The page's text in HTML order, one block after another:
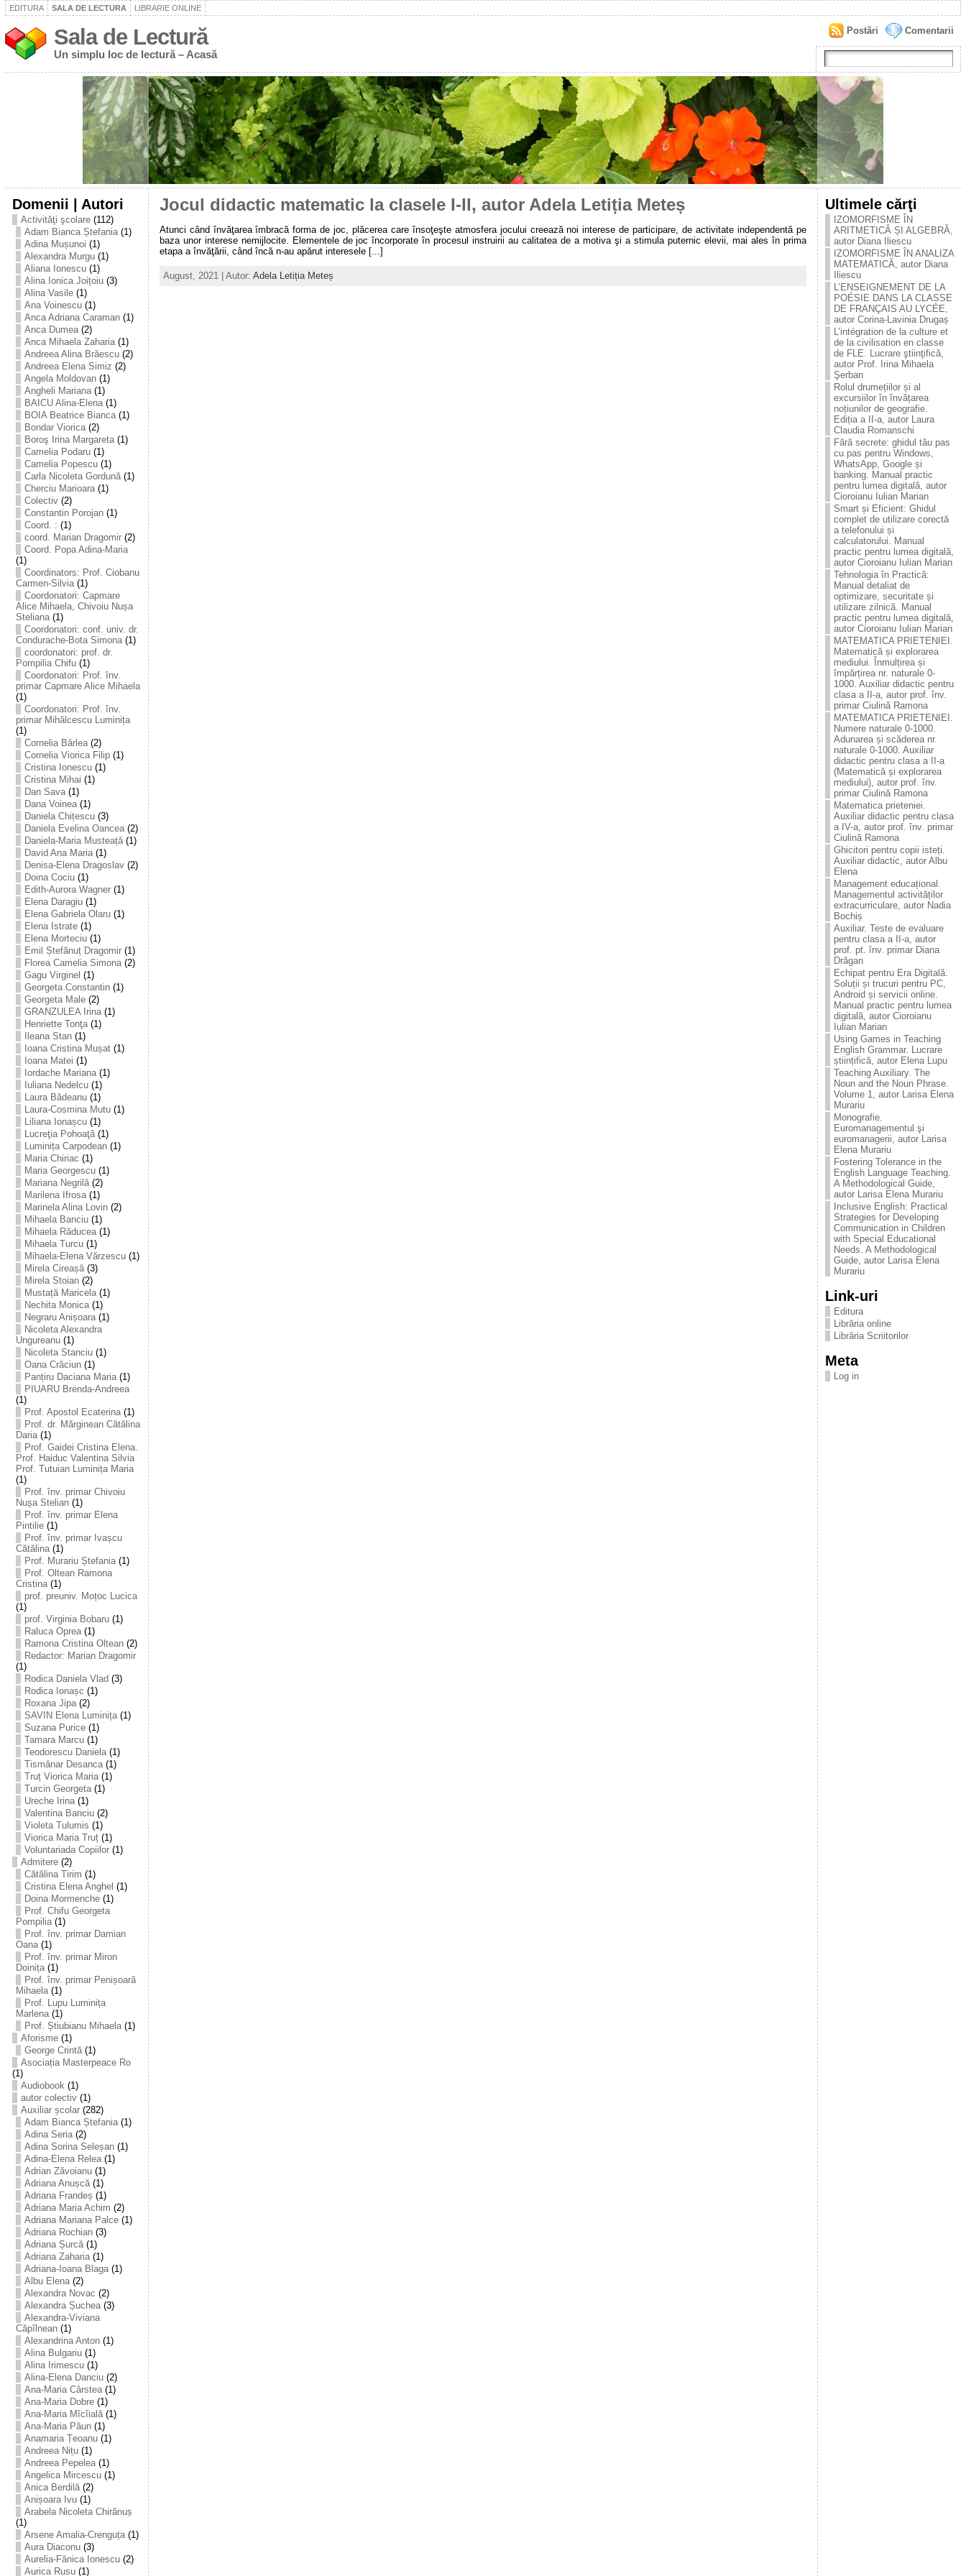
EDITURA SALA DE LECTURA LIBRARIE ONLINE
Sala de Lectură
Un simplu loc de lectură – Acasă
Comentarii
Postări
Domenii | Autori
Activităţi şcolare(112)
Adam Bianca Ștefania(1)
Adina Mușunoi (1)
Alexandra Murgu(1)
Aliana Ionescu(1)
Alina Ionica Joițoiu(3)
Alina Vasile(1)
Ana Voinescu(1)
Anca Adriana Caraman(1)
Anca Dumea(2)
Anca Mihaela Zaharia(1)
Andreea Alina Brăescu(2)
Andreea Elena Simiz (2)
Angela Moldovan(1)
Angheli Mariana(1)
BAICU Alina-Elena(1)
BOIA Beatrice Bianca(1)
Bondar Viorica(2)
Boroş Irina Margareta(1)
Camelia Podaru(1)
Camelia Popescu(1)
Carla Nicoleta Gordună(1)
Cherciu Marioara(1)
Colectiv(2)
Constantin Porojan(1)
Coord. : (1)
coord. Marian Dragomir(2)
Coord. Popa Adina-Maria
(1)
Coordinators: Prof. Ciobanu
Carmen-Silvia(1)
Coordonatori: Capmare
Alice Mihaela, Chivoiu Nușa
Steliana(1)
Coordonatori: conf. univ. dr.
Condurache-Bota Simona(1)
coordonatori: prof. dr.
Pompilia Chifu(1)
Coordonatori: Prof. înv.
primar Capmare Alice Mihaela
(1)
Coordonatori: Prof. înv.
primar Mihălcescu Luminița
(1)
Cornelia Bârlea(2)
Cornelia Viorica Filip(1)
Cristina Ionescu(1)
Cristina Mihai (1)
Dan Sava(1)
Dana Voinea(1)
Daniela Chițescu(3)
Daniela Evelina Oancea(2)
Daniela-Maria Musteață(1)
David Ana Maria(1)
Denisa-Elena Dragoslav(2)
Doina Cociu(1)
Edith-Aurora Wagner(1)
Elena Daragiu(1)
Elena Gabriela Olaru(1)
Elena Istrate(1)
Elena Morteciu(1)
Emil Ștefănuț Dragomir(1)
Florea Camelia Simona(2)
Gagu Virginel (1)
Georgeta Constantin(1)
Georgeta Male(2)
GRANZULEA Irina(1)
Henriette Tonţa(1)
Ileana Stan(1)
Ioana Cristina Mușat(1)
Ioana Matei (1)
Iordache Mariana(1)
Iuliana Nedelcu(1)
Laura Bădeanu(1)
Laura-Cosmina Mutu(1)
Liliana Ionașcu(1)
Lucreţia Pohoaţă(1)
Luminița Carpodean(1)
Maria Chiriac (1)
Maria Georgescu(1)
Mariana Negrilă(2)
Marilena Ifrosa(1)
Marinela Alina Lovin(2)
Mihaela Banciu(1)
Mihaela Răducea(1)
Mihaela Turcu(1)
Mihaela-Elena Vărzescu(1)
Mirela Cireașă(3)
Mirela Stoian(2)
Mustață Maricela(1)
Nechita Monica(1)
Negraru Anișoara(1)
Nicoleta Alexandra
Ungureanu(1)
Nicoleta Stanciu(1)
Oana Crăciun(1)
Panțiru Daciana Maria(1)
PIUARU Brenda-Andreea
(1)
Prof. Apostol Ecaterina(1)
Prof. dr. Mărginean Cătălina
Daria(1)
Prof. Gaidei Cristina Elena.
Prof. Haiduc Valentina Silvia
Prof. Tutuian Luminița Maria
(1)
Prof. înv. primar Chivoiu
Nușa Stelian(1)
Prof. înv. primar Elena
Pintilie(1)
Prof. înv. primar Ivașcu
Cătălina(1)
Prof. Murariu Ștefania(1)
Prof. Oltean Ramona
Cristina(1)
prof. preuniv. Moțoc Lucica
(1)
prof. Virginia Bobaru(1)
Raluca Oprea(1)
Ramona Cristina Oltean(2)
Redactor: Marian Dragomir
(1)
Rodica Daniela Vlad (3)
Rodica Ionașc (1)
Roxana Jipa(2)
SAVIN Elena Luminița(1)
Suzana Purice(1)
Tamara Marcu(1)
Teodorescu Daniela(1)
Tismănar Desanca(1)
Truț Viorica Maria(1)
Turcin Georgeta(1)
Ureche Irina(1)
Valentina Banciu(2)
Violeta Tulumis (1)
Viorica Maria Truț(1)
Voluntariada Copiilor(1)
Admitere(2)
Cătălina Tirim (1)
Cristina Elena Anghel (1)
Doina Mormenche(1)
Prof. Chifu Georgeta
Pompilia(1)
Prof. înv. primar Damian
Oana(1)
Prof. înv. primar Miron
Doinița(1)
Prof. înv. primar Penișoară
Mihaela(1)
Prof. Lupu Luminița
Marlena(1)
Prof. Știubianu Mihaela(1)
Aforisme(1)
George Crintă(1)
Asociația Masterpeace Ro
(1)
Audiobook(1)
autor colectiv(1)
Auxiliar școlar(282)
Adam Bianca Ștefania(1)
Adina Seria(2)
Adina Sorina Seleșan(1)
Adina-Elena Relea(1)
Adrian Zăvoianu(1)
Adriana Anușcă(1)
Adriana Frandeș (1)
Adriana Maria Achim (2)
Adriana Mariana Palce(1)
Adriana Rochian(3)
Adriana Șurcă(1)
Adriana Zaharia(1)
Adriana-Ioana Blaga(1)
Albu Elena(2)
Alexandra Novac (2)
Alexandra Șuchea(3)
Alexandra-Viviana
Căpîlnean(1)
Alexandrina Anton(1)
Alina Bulgariu(1)
Alina Irimescu(1)
Alina-Elena Danciu(2)
Ana-Maria Cârstea(1)
Ana-Maria Dobre(1)
Ana-Maria Mîcîială(1)
Ana-Maria Păun(1)
Anamaria Țeoanu(1)
Andreea Nițu(1)
Andreea Pepelea(1)
Angelica Mircescu(1)
Anica Berdilă(2)
Anișoara Ivu(1)
Arabela Nicoleta Chirănuș
(1)
Arsene Amalia-Crenguța(1)
Aura Diaconu(3)
Aurelia-Fănica Ionescu(2)
Aurica Rusu(1)
Jocul didactic matematic la clasele I-II, autor Adela Letiția Meteș
Atunci când învăţarea îmbracă forma de joc, plăcerea care însoţeşte atmosfera jocului creează noi interese de participare, de activitate independentă pe
baza unor interese nemijlocite. Elementele de joc încorporate în procesul instruirii au calitatea de a motiva şi a stimula puternic elevii, mai ales în prima
etapa a învăţării, când încă n-au apărut interesele [...]
August, 2021 | Autor: Adela Letiția Meteș
Ultimele cărţi
IZOMORFISME ÎN
ARITMETICĂ ȘI ALGEBRĂ,
autor Diana Iliescu
IZOMORFISME ÎN ANALIZA
MATEMATICĂ, autor Diana
Iliescu
L’ENSEIGNEMENT DE LA
POÉSIE DANS LA CLASSE
DE FRANÇAIS AU LYCÉE,
autor Corina-Lavinia Drugaș
L’intégration de la culture et
de la civilisation en classe
de FLE. Lucrare ştiinţificǎ,
autor Prof. Irina Mihaela
Şerban
Rolul drumețiilor și al
excursiilor în învățarea
noțiunilor de geografie.
Ediția a II-a, autor Laura
Claudia Romanschi
Fără secrete: ghidul tău pas
cu pas pentru Windows,
WhatsApp, Google și
banking. Manual practic
pentru lumea digitală, autor
Cioroianu Iulian Marian
Smart și Eficient: Ghidul
complet de utilizare corectă
a telefonului și
calculatorului. Manual
practic pentru lumea digitală,
autor Cioroianu Iulian Marian
Tehnologia în Practică:
Manual detaliat de
optimizare, securitate și
utilizare zilnică. Manual
practic pentru lumea digitală,
autor Cioroianu Iulian Marian
MATEMATICA PRIETENIEI.
Matematică și explorarea
mediului. Înmulțirea și
împărțirea nr. naturale 0-
1000. Auxiliar didactic pentru
clasa a II-a, autor prof. înv.
primar Ciulină Ramona
MATEMATICA PRIETENIEI.
Numere naturale 0-1000.
Adunarea și scăderea nr.
naturale 0-1000. Auxiliar
didactic pentru clasa a II-a
(Matematică și explorarea
mediului), autor prof. înv.
primar Ciulină Ramona
Matematica prieteniei.
Auxiliar didactic pentru clasa
a IV-a, autor prof. înv. primar
Ciulină Ramona
Ghicitori pentru copii isteți.
Auxiliar didactic, autor Albu
Elena
Management educațional.
Managementul activităților
extracurriculare, autor Nadia
Bochiș
Auxiliar. Teste de evaluare
pentru clasa a II-a, autor
prof. pt. înv. primar Diana
Drăgan
Echipat pentru Era Digitală.
Soluții și trucuri pentru PC,
Android și servicii online.
Manual practic pentru lumea
digitală, autor Cioroianu
Iulian Marian
Using Games in Teaching
English Grammar. Lucrare
științifică, autor Elena Lupu
Teaching Auxiliary. The
Noun and the Noun Phrase.
Volume 1, autor Larisa Elena
Murariu
Monografie.
Euromanagementul şi
euromanagerii, autor Larisa
Elena Murariu
Fostering Tolerance in the
English Language Teaching.
A Methodological Guide,
autor Larisa Elena Murariu
Inclusive English: Practical
Strategies for Developing
Communication in Children
with Special Educational
Needs. A Methodological
Guide, autor Larisa Elena
Murariu
Link-uri
Editura
Librăria online
Librăria Scriitorilor
Meta
Log in